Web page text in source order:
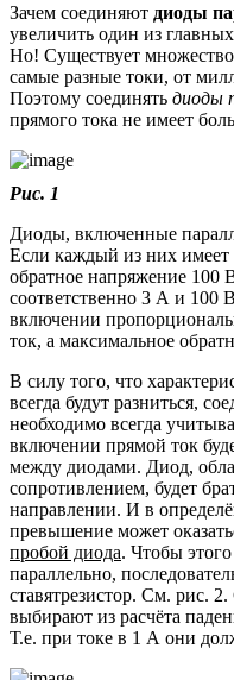
Зачем соединяют диоды
увеличить один из
Но! Существует
самые разные токи, от
Поэтому соединять диоды
прямого тока не имеет
Рис. 1
Диоды, включенные
Если каждый из них
обратное напряжение 100
соответственно 3 А и 100
включении
ток, а максимальное
В силу того, что
всегда будут разниться,
необходимо всегда
включении прямой ток
между диодами. Диод,
сопротивлением, будет
направлении. И в
превышение может
пробой диода. Чтобы
параллельно,
ставятрезистор. См. рис.
выбирают из расчёта
Т.е. при токе в 1 А они